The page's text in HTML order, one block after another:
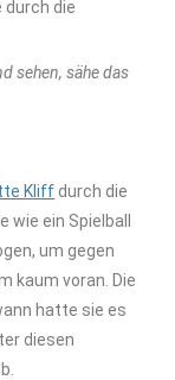
durch die
sehen, sähe das
Kliff durch die
ein Spielball
um gegen
kaum voran. Die
hatte sie es
diesen